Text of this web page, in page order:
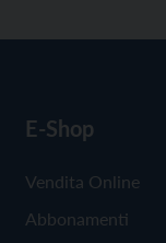
E-Shop
Vendita Online
Abbonamenti